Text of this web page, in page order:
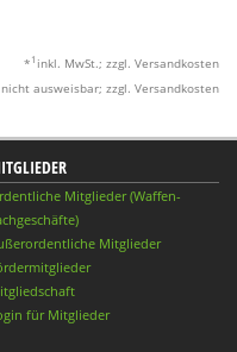
* 1 inkl. MwSt.; zzgl. Versandkosten
ausweisbar; zzgl. Versandkosten
Mitglieder (Waffen-
Mitglieder
für Mitglieder